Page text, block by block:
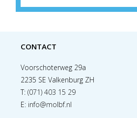
CONTACT
Voorschoterweg 29a
2235 SE Valkenburg ZH
T:(071) 403 15 29
E: info@molbf.nl